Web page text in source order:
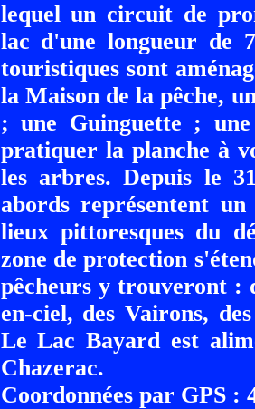
lequel un circuit de
lac d'une longueur de
touristiques sont
la Maison de la pêche,
; une Guinguette ;
pratiquer la planche à
les arbres. Depuis le
abords représentent
lieux pittoresques du
zone de protection
pêcheurs y trouveront :
en-ciel, des Vairons,
Le Lac Bayard est
Chazerac.
Coordonnées par GPS :